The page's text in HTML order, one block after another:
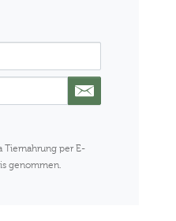
Tiernahrung per E-
genommen.